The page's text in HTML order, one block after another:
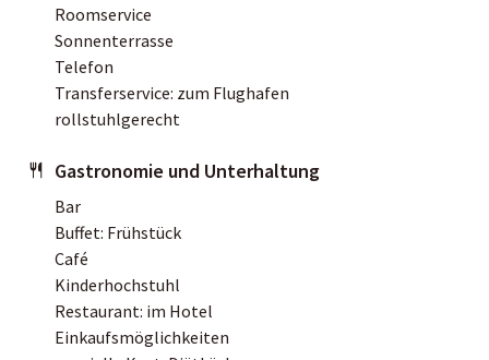
Roomservice
Sonnenterrasse
Telefon
Transferservice: zum Flughafen
rollstuhlgerecht
Gastronomie und Unterhaltung
Bar
Buffet: Frühstück
Café
Kinderhochstuhl
Restaurant: im Hotel
Einkaufsmöglichkeiten